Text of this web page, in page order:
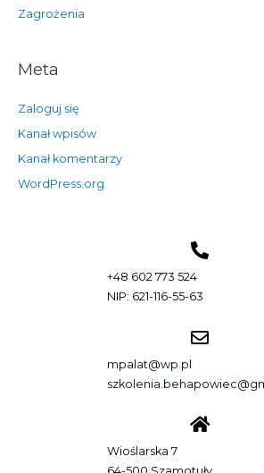
Zagrożenia
Meta
Zaloguj się
Kanał wpisów
Kanał komentarzy
WordPress.org
+48 602 773 524
NIP: 621-116-55-63
mpalat@wp.pl
Wioślarska 7